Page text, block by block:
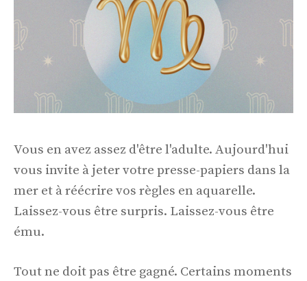
Vous en avez assez d'être l'adulte. Aujourd'hui
vous invite à jeter votre presse-papiers dans la
mer et à réécrire vos règles en aquarelle.
Laissez-vous être surpris. Laissez-vous être
ému.
Tout ne doit pas être gagné. Certains moments